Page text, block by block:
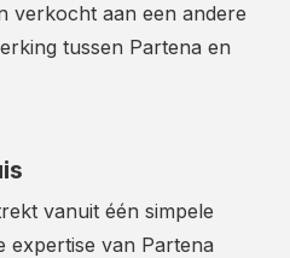
verkocht aan een andere
tussen Partena en
vanuit één simpele
expertise van Partena